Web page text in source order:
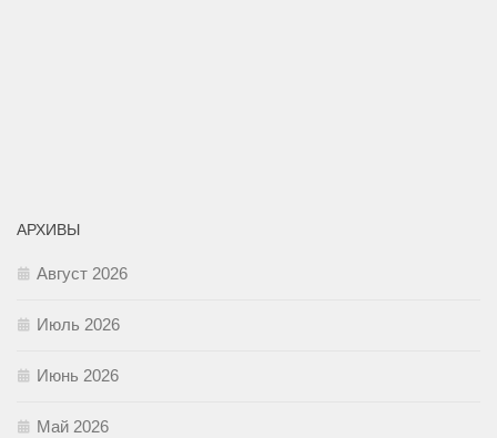
АРХИВЫ
Август 2026
Июль 2026
Июнь 2026
Май 2026